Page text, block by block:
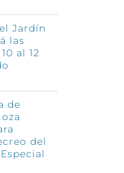
Jardín
las
al 12
de
del